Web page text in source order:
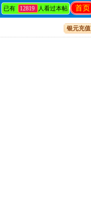
首页
已有 12819 人看过本帖
银元充值